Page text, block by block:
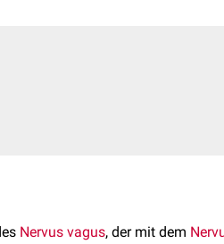
Nervus vagus, der mit dem